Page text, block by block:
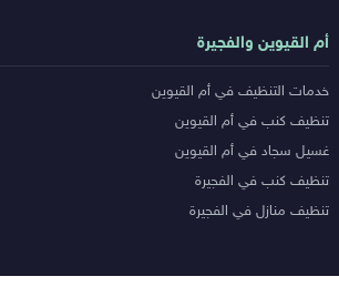
أم القيوين والفجيرة
خدمات التنظيف في أم القيوين
تنظيف كنب في أم القيوين
غسيل سجاد في أم القيوين
تنظيف كنب في الفجيرة
تنظيف منازل في الفجيرة